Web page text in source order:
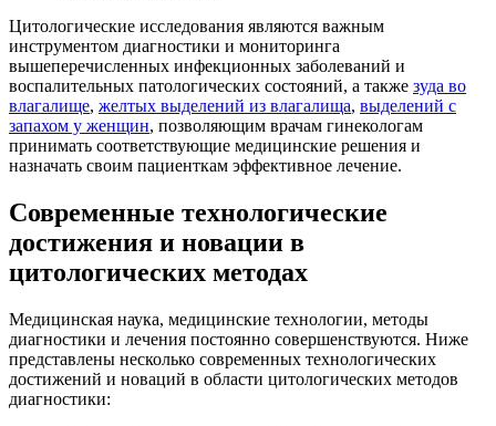
Цитологические исследования являются важным
инструментом диагностики и мониторинга
вышеперечисленных инфекционных заболеваний и
воспалительных патологических состояний, а также зуда во
влагалище, желтых выделений из влагалища, выделений с
запахом у женщин, позволяющим врачам гинекологам
принимать соответствующие медицинские решения и
назначать своим пациенткам эффективное лечение.
Современные технологические
достижения и новации в
цитологических методах
Медицинская наука, медицинские технологии, методы
диагностики и лечения постоянно совершенствуются. Ниже
представлены несколько современных технологических
достижений и новаций в области цитологических методов
диагностики: